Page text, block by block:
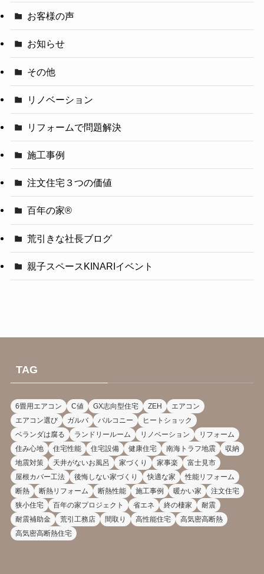
お客様の声
お知らせ
その他
リノベーション
リフォームで問題解決
施工事例
注文住宅３つの価値
百年の家®️
荒引きな社長ブログ
親子スペースKINARIイベント
TAG
6畳用エアコン C値 GX志向型住宅 ZEH
エアコン
エアコン選び
ガルバ バルコニー
ヒートショック
ベランダは腐る
ランドリールーム リノベーション
リフォーム
住み心地
住宅性能 住宅設備 健康住宅 南海トラフ地震
収納
地震対策
天井がないお風呂 家づくり 家事楽
富士見市
屋根カバー工法
後悔しない家づくり 快適な家
性能リフォーム
断熱
断熱リフォーム 断熱性能 施工事例 暖かい家
注文住宅
狭小住宅
百年の家プロジェクト 省エネ 終の棲家
耐震
耐震補助金
荒引工務店 間取り 高性能住宅
高気密高断熱
高気密高断熱住宅